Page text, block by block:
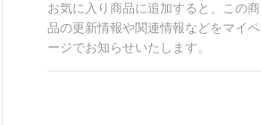
お気に入り商品に追加すると、この商
品の更新情報や関連情報などをマイペ
ージでお知らせいたします。